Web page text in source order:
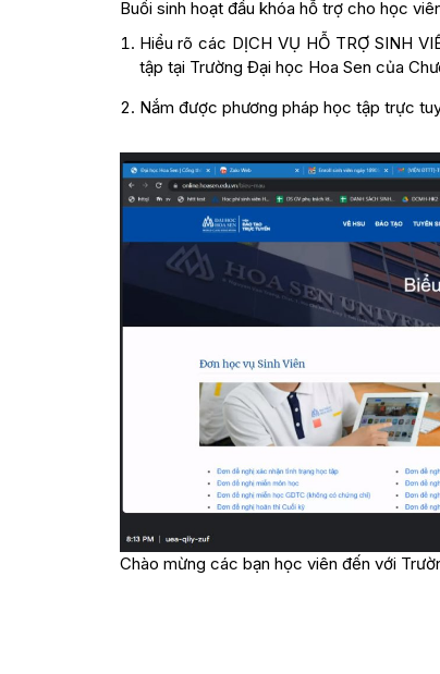
Buổi sinh hoạt đầu khóa hỗ trợ cho học
Hiểu rõ các DỊCH VỤ HỖ TRỢ SINH
tập tại Trường Đại học Hoa Sen của
Nắm được phương pháp học tập trực
Chào mừng các bạn học viên đến với